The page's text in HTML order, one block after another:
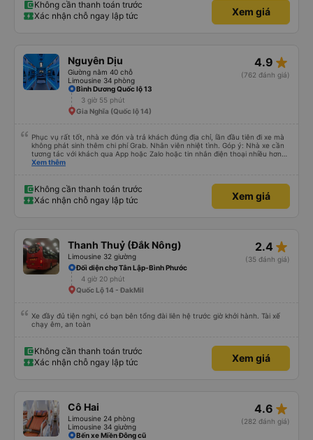
Không cần thanh toán trước
Xác nhận chỗ ngay lập tức
Xem giá
Nguyên Dịu
Giường nằm 40 chỗ
Limousine 34 phòng
4.9 star_rate
(762 đánh giá)
Bình Dương Quốc lộ 13
3 giờ 55 phút
Gia Nghĩa (Quốc lộ 14)
Phục vụ rất tốt, nhà xe đón và trả khách đúng địa chỉ, lần đầu tiên đi xe mà
không phát sinh thêm chi phí Grab. Nhân viên nhiệt tình. Góp ý: Nhà xe cần
tương tác với khách qua App hoặc Zalo hoặc tin nhắn điện thoại nhiều hơn
nữa để hành khách yên tâm đặc biệt là khách đặt vé qua App. Chân thành
Xem thêm
Không cần thanh toán trước
Xác nhận chỗ ngay lập tức
Xem giá
Thanh Thuỷ (Đắk Nông)
Limousine 32 giường
2.4 star_rate
(35 đánh giá)
Đối diện chợ Tân Lập-Bình Phước
4 giờ 20 phút
Quốc Lộ 14 - ĐakMil
Xe đầy đủ tiện nghi, có bạn bên tổng đài liên hệ trước giờ khởi hành. Tài xế
chạy êm, an toàn
Không cần thanh toán trước
Xác nhận chỗ ngay lập tức
Xem giá
Cô Hai
Limousine 24 phòng
Limousine 34 giường
4.6 star_rate
(282 đánh giá)
Bến xe Miền Đông cũ